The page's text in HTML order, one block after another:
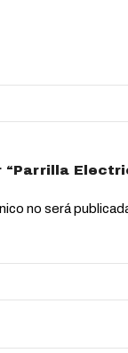
no será